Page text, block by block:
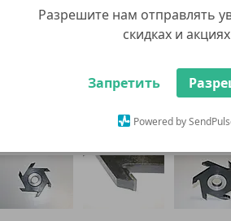
Разрешите нам отправлять
скидках и акциях
Запретить
Powered by